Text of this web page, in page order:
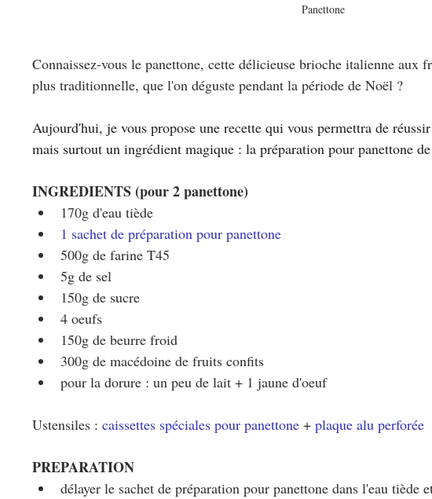
Panettone
Connaissez-vous le panettone, cette délicieuse brioche italienne aux
plus traditionnelle, que l'on déguste pendant la période de Noël ?
Aujourd'hui, je vous propose une recette qui vous permettra de
mais surtout un ingrédient magique : la préparation pour panettone
INGREDIENTS (pour 2 panettone)
170g d'eau tiède
1 sachet de préparation pour panettone
500g de farine T45
5g de sel
150g de sucre
4 oeufs
150g de beurre froid
300g de macédoine de fruits confits
pour la dorure : un peu de lait + 1 jaune d'oeuf
Ustensiles : caissettes spéciales pour panettone + plaque alu perforée
PREPARATION
délayer le sachet de préparation pour panettone dans l'eau tiède